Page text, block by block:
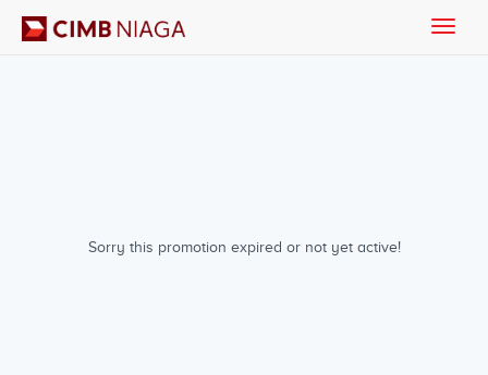
Sorry this promotion expired or not yet active!
Toggle